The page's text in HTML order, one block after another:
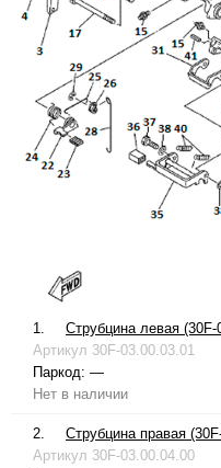
1.
Струбцина левая
Артикул 30F-03.00.03.01
Паркод: —
Нет в наличии
2.
Струбцина правая
Артикул 30F-03.00.04.00